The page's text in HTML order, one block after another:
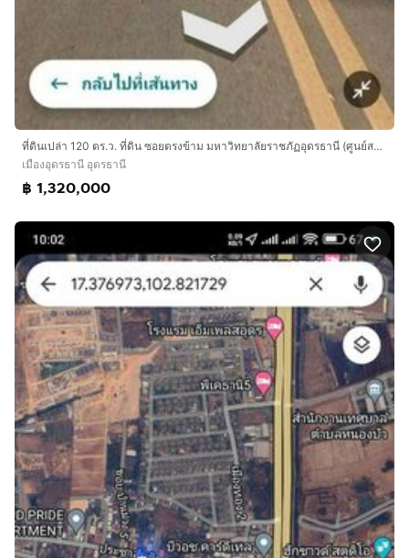
ที่ดินเปล่า 120 ตร.ว. ที่ดิน ซอยตรงข้าม มหาวิทยาลัยราชภัฏอุดรธานี (ศูนย์สามพร้าว) ถนนทางหลวงหมายเลข2410 เมืองอุดรธานี อุดรธานี
เมืองอุดรธานี อุดรธานี
฿ 1,320,000